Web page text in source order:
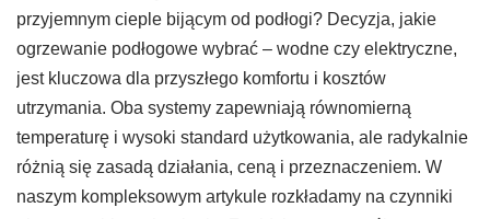
przyjemnym cieple bijącym od podłogi? Decyzja, jakie
ogrzewanie podłogowe wybrać – wodne czy elektryczne,
jest kluczowa dla przyszłego komfortu i kosztów
utrzymania. Oba systemy zapewniają równomierną
temperaturę i wysoki standard użytkowania, ale radykalnie
różnią się zasadą działania, ceną i przeznaczeniem. W
naszym kompleksowym artykule rozkładamy na czynniki